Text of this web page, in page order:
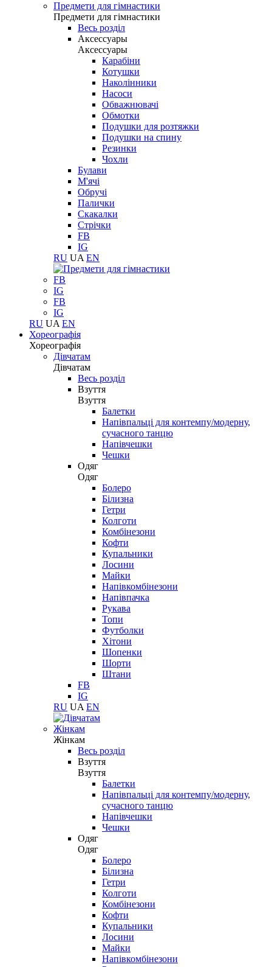
Предмети для гімнастики
Предмети для гімнастики
Весь розділ
Аксессуары
Аксессуары
Карабіни
Котушки
Наколінники
Насоси
Обважнювачі
Обмотки
Подушки для розтяжки
Подушки на спину
Резинки
Чохли
Булави
М'ячі
Обручі
Палички
Скакалки
Стрічки
FB
IG
RU UA EN
FB
IG
FB
IG
RU UA EN
Хореографія
Хореографія
Дівчатам
Дівчатам
Весь розділ
Взуття
Взуття
Балетки
Напівпальці для контемпу/модерну,
сучасного танцю
Напівчешки
Чешки
Одяг
Одяг
Болеро
Білизна
Гетри
Колготи
Комбінезони
Кофти
Купальники
Лосини
Майки
Напівкомбінезони
Напівпачка
Рукава
Топи
Футболки
Хітони
Шопенки
Шорти
Штани
FB
IG
RU UA EN
Жінкам
Жінкам
Весь розділ
Взуття
Взуття
Балетки
Напівпальці для контемпу/модерну,
сучасного танцю
Напівчешки
Чешки
Одяг
Одяг
Болеро
Білизна
Гетри
Колготи
Комбінезони
Кофти
Купальники
Лосини
Майки
Напівкомбінезони